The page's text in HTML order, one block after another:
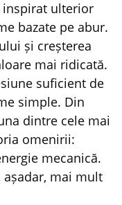
inspirat ulterior
bazate pe abur.
și creșterea
mai ridicată.
suficient de
simple. Din
dintre cele mai
omenirii:
mecanică.
așadar, mai mult